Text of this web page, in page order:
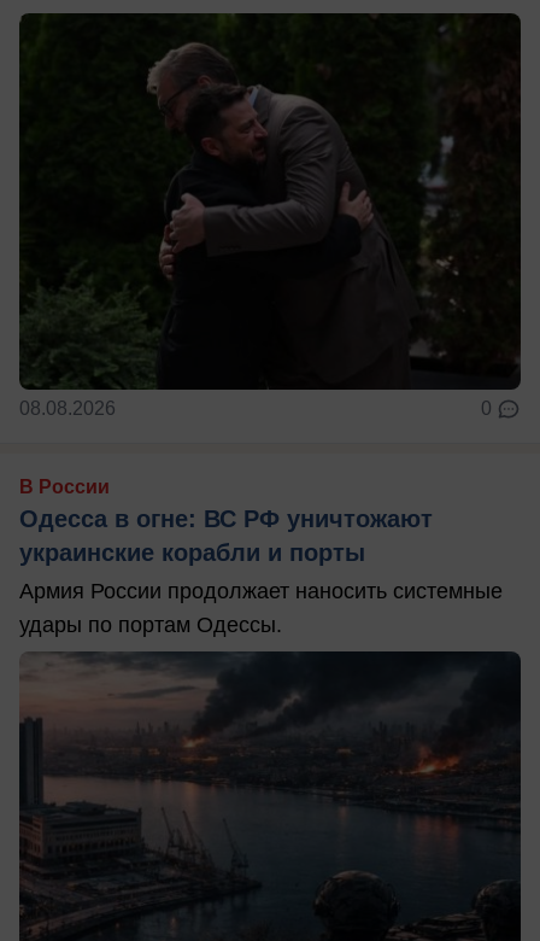
08.08.2026 0
В России
Одесса в огне: ВС РФ уничтожают
украинские корабли и порты
Армия России продолжает наносить системные
удары по портам Одессы.